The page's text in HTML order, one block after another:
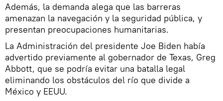
Además, la demanda alega que las barreras
amenazan la navegación y la seguridad pública, y
presentan preocupaciones humanitarias.
La Administración del presidente Joe Biden había
advertido previamente al gobernador de Texas, Greg
Abbott, que se podría evitar una batalla legal
eliminando los obstáculos del río que divide a
México y EEUU.